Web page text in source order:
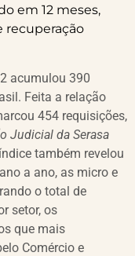
em 12 meses,
recuperação
acumulou 390
Feita a relação
454 requisições,
Judicial da Serasa
também revelou
a ano, as micro e
o total de
setor, os
que mais
Comércio e